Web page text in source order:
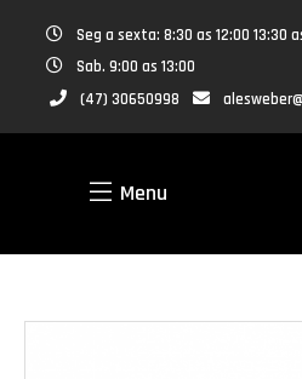
Seg a sexta: 8:30 as 12:00 13:30
Sab. 9:00 as 13:00
(47) 30650998
Menu